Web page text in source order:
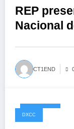
REP
Nacional
CT1END
10/05/2026
DXCC